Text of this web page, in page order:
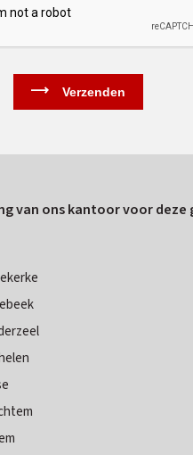
van ons kantoor voor deze